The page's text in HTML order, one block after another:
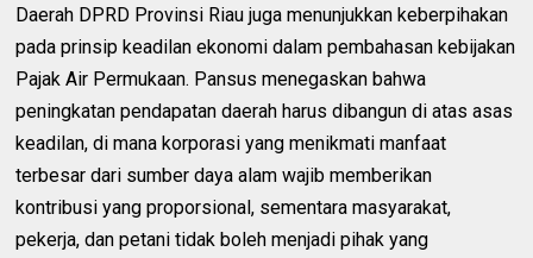
Daerah DPRD Provinsi Riau juga menunjukkan keberpihakan
pada prinsip keadilan ekonomi dalam pembahasan kebijakan
Pajak Air Permukaan. Pansus menegaskan bahwa
peningkatan pendapatan daerah harus dibangun di atas asas
keadilan, di mana korporasi yang menikmati manfaat
terbesar dari sumber daya alam wajib memberikan
kontribusi yang proporsional, sementara masyarakat,
pekerja, dan petani tidak boleh menjadi pihak yang